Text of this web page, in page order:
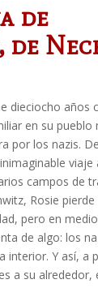
de
dieciocho años
en su pueblo
por los nazis.
viaje
campos de
Rosie pierde
pero en
de algo: los
interior. Y así, a
a su alrededor,